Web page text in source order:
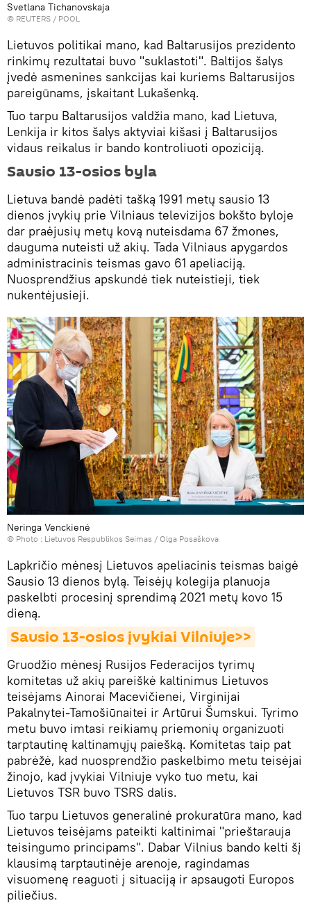
Svetlana Tichanovskaja
© REUTERS / POOL
Lietuvos politikai mano, kad Baltarusijos prezidento
rinkimų rezultatai buvo "suklastoti". Baltijos šalys
įvedė asmenines sankcijas kai kuriems Baltarusijos
pareigūnams, įskaitant Lukašenką.
Tuo tarpu Baltarusijos valdžia mano, kad Lietuva,
Lenkija ir kitos šalys aktyviai kišasi į Baltarusijos
vidaus reikalus ir bando kontroliuoti opoziciją.
Sausio 13-osios byla
Lietuva bandė padėti tašką 1991 metų sausio 13
dienos įvykių prie Vilniaus televizijos bokšto byloje
dar praėjusių metų kovą nuteisdama 67 žmones,
dauguma nuteisti už akių. Tada Vilniaus apygardos
administracinis teismas gavo 61 apeliaciją.
Nuosprendžius apskundė tiek nuteistieji, tiek
nukentėjusieji.
Neringa Venckienė
© Photo : Lietuvos Respublikos Seimas / Olga Posaškova
Lapkričio mėnesį Lietuvos apeliacinis teismas baigė
Sausio 13 dienos bylą. Teisėjų kolegija planuoja
paskelbti procesinį sprendimą 2021 metų kovo 15
dieną.
Sausio 13-osios įvykiai Vilniuje>>
Gruodžio mėnesį Rusijos Federacijos tyrimų
komitetas už akių pareiškė kaltinimus Lietuvos
teisėjams Ainorai Macevičienei, Virginijai
Pakalnytei-Tamošiūnaitei ir Artūrui Šumskui. Tyrimo
metu buvo imtasi reikiamų priemonių organizuoti
tarptautinę kaltinamųjų paiešką. Komitetas taip pat
pabrėžė, kad nuosprendžio paskelbimo metu teisėjai
žinojo, kad įvykiai Vilniuje vyko tuo metu, kai
Lietuvos TSR buvo TSRS dalis.
Tuo tarpu Lietuvos generalinė prokuratūra mano, kad
Lietuvos teisėjams pateikti kaltinimai "prieštarauja
teisingumo principams". Dabar Vilnius bando kelti šį
klausimą tarptautinėje arenoje, ragindamas
visuomenę reaguoti į situaciją ir apsaugoti Europos
piliečius.